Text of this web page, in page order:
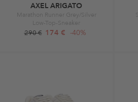
AXEL ARIGATO
Marathon Runner Grey/Silver
Low-Top-Sneaker
290 € 174 € -40%